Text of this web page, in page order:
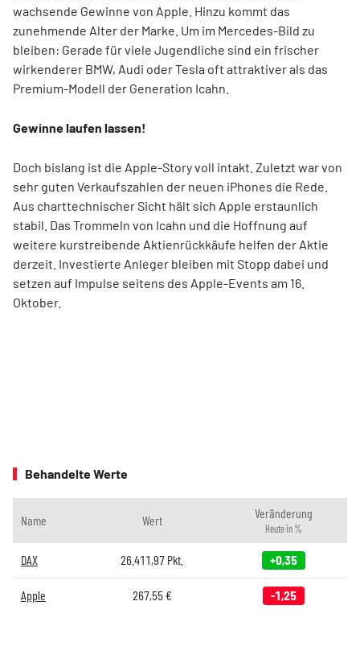
wachsende Gewinne von Apple. Hinzu kommt das
zunehmende Alter der Marke. Um im Mercedes-Bild zu
bleiben: Gerade für viele Jugendliche sind ein frischer
wirkenderer BMW, Audi oder Tesla oft attraktiver als das
Premium-Modell der Generation Icahn.
Gewinne laufen lassen!
Doch bislang ist die Apple-Story voll intakt. Zuletzt war von
sehr guten Verkaufszahlen der neuen iPhones die Rede.
Aus charttechnischer Sicht hält sich Apple erstaunlich
stabil. Das Trommeln von Icahn und die Hoffnung auf
weitere kurstreibende Aktienrückkäufe helfen der Aktie
derzeit. Investierte Anleger bleiben mit Stopp dabei und
setzen auf Impulse seitens des Apple-Events am 16.
Oktober.
Behandelte Werte
Name Wert Veränderung
Heute in %
DAX 26.411,97 Pkt. +0,35
Apple 267,55€ -1,25